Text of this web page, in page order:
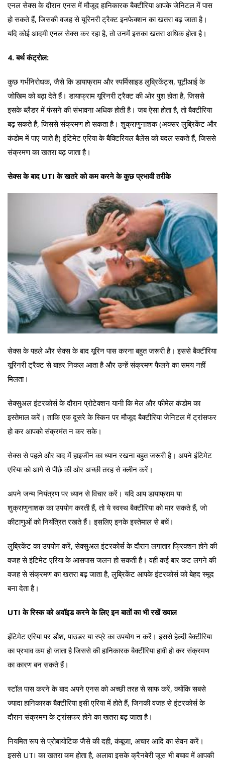
एनल सेक्स के दौरान एनस में मौजूद हानिकारक बैक्टीरिया आपके जेनिटल में पास
हो सकते हैं, जिसकी वजह से यूरिनरी ट्रैक्ट इनफेक्शन का खतरा बढ़ जाता है।
यदि कोई आदमी एनल सेक्स कर रहा है, तो उनमें इसका खतरा अधिक होता है।
4. बर्थ कंट्रोल:
कुछ गर्भनिरोधक, जैसे कि डायाफ्राम और स्पर्मिसाइड लुब्रिकेंट्स, यूटीआई के
जोखिम को बढ़ा देते हैं। डायाफ्राम यूरिनरी ट्रैक्ट की ओर पुश होता है, जिससे
इसके ब्लैडर में फंसने की संभावना अधिक होती है। जब ऐसा होता है, तो बैक्टीरिया
बढ़ सकते हैं, जिससे संक्रमण हो सकता है। शुक्राणुनाशक (अक्सर लुब्रिकेंट और
कंडोम में पाए जाते हैं) इंटिमेट एरिया के बैक्टिरियल बैलेंस को बदल सकते हैं, जिससे
संक्रमण का खतरा बढ़ जाता है।
सेक्स के बाद UTI के खतरे को कम करने के कुछ प्रभावी तरीके
सेक्स के पहले और सेक्स के बाद यूरिन पास करना बहुत जरूरी है। इससे बैक्टीरिया
यूरिनरी ट्रैक्ट से बाहर निकल आता है और उन्हें संक्रमण फैलने का समय नहीं
मिलता।
सेक्सुअल इंटरकोर्स के दौरान प्रोटेक्शन यानी कि मेल और फीमेल कंडोम का
इस्तेमाल करें। ताकि एक दूसरे के स्किन पर मौजूद बैक्टीरिया जेनिटल में ट्रांसफर
हो कर आपको संक्रमंत न कर सके।
सेक्स से पहले और बाद में हाइजीन का ध्यान रखना बहुत जरूरी है। अपने इंटिमेट
एरिया को आगे से पीछे की ओर अच्छी तरह से क्लीन करें।
अपने जन्म नियंत्रण पर ध्यान से विचार करें। यदि आप डायाफ्राम या
शुक्राणुनाशक का उपयोग करती हैं, तो ये स्वस्थ बैक्टीरिया को मार सकते हैं, जो
कीटाणुओं को नियंत्रित रखते हैं। इसलिए इनके इस्तेमाल से बचें।
लुब्रिकेंट का उपयोग करें, सेक्सुअल इंटरकोर्स के दौरान लगातार फ्रिक्शन होने की
वजह से इंटिमेट एरिया के आसपास जलन हो सकती है। वहीं कई बार कट लगने की
वजह से संक्रमण का खतरा बढ़ जाता है, लुब्रिकेंट आपके इंटरकोर्स को बेहद स्मूद
बना देता है।
UTI के रिस्क को अवॉइड करने के लिए इन बातों का भी रखें ख्याल
इंटिमेट एरिया पर डौश, पाउडर या स्प्रे का उपयोग न करें। इससे हेल्दी बैक्टीरिया
का प्रभाव कम हो जाता है जिससे की हानिकारक बैक्टीरिया हावी हो कर संक्रमण
का कारण बन सकते हैं।
स्टॉल पास करने के बाद अपने एनस को अच्छी तरह से साफ करें, क्योंकि सबसे
ज्यादा हानिकारक बैक्टीरिया इसी एरिया में होते हैं, जिनकी वजह से इंटरकोर्स के
दौरान संक्रमण के ट्रांसफर होने का खतरा बढ़ जाता है।
नियमित रूप से प्रोबायोटिक जैसे की दही, कंबूजा, अचार आदि का सेवन करें।
इससे UTI का खतरा कम होता है, अलावा इसके क्रैनबेरी जूस भी बचाव में आपकी